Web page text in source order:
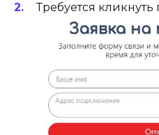
Требуется кликнуть